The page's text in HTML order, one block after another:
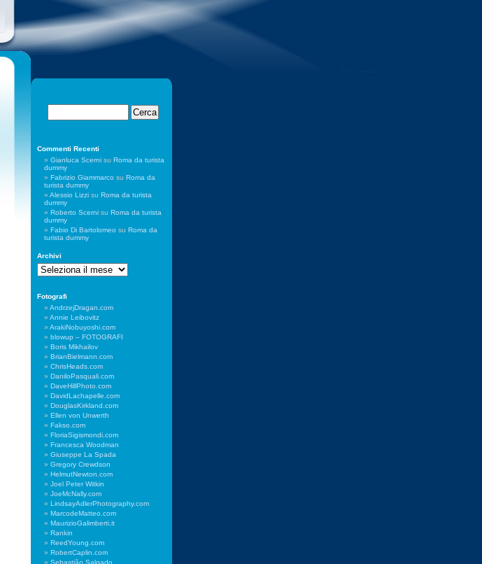
Commenti Recenti
Gianluca Scernisu Roma da turista
dummy
Fabrizio Giammarco su Roma da
turista dummy
Alessio Lizzisu Roma da turista
dummy
Roberto Scernisu Roma da turista
dummy
Fabio Di Bartolomeo su Roma da
turista dummy
Archivi
Archivi
Fotografi
AndrzejDragan.com
Annie Leibovitz
ArakiNobuyoshi.com
blowup – FOTOGRAFI
Boris Mikhailov
BrianBielmann.com
ChrisHeads.com
DaniloPasquali.com
DaveHillPhoto.com
DavidLachapelle.com
DouglasKirkland.com
Ellen von Unwerth
Fakso.com
FloriaSigismondi.com
Francesca Woodman
Giuseppe La Spada
Gregory Crewdson
HelmutNewton.com
Joel Peter Witkin
JoeMcNally.com
LindsayAdlerPhotography.com
MarcodeMatteo.com
MaurizioGalimberti.it
Rankin
ReedYoung.com
RobertCaplin.com
Sebastião Salgado